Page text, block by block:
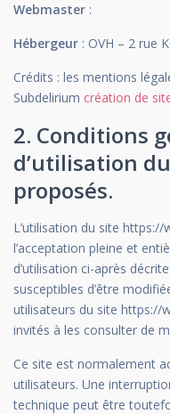
Webmaster :
Hébergeur : OVH – 2 rue
Crédits : les mentions
Subdelirium création de
2. Conditions
d’utilisation
proposés.
L’utilisation du site
l’acceptation pleine et
d’utilisation ci-après
susceptibles d’être
utilisateurs du site https://
invités à les consulter de
Ce site est normalement
utilisateurs. Une
technique peut être